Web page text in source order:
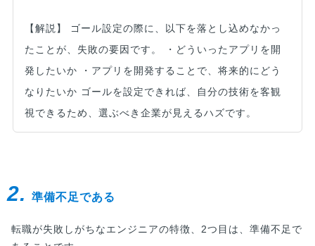
【解説】 ゴール設定の際に、以下を落とし込めなかっ
たことが、失敗の要因です。 ・どういったアプリを開
発したいか ・アプリを開発することで、将来的にどう
なりたいか ゴールを設定できれば、自分の技術を客観
視できるため、選ぶべき企業が見えるハズです。
2. 準備不足である
転職が失敗しがちなエンジニアの特徴、2つ目は、準備不足で